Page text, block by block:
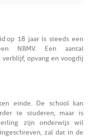
op 18 jaar is steeds een
NBMV. Een aantal
opvang en voogdij
einde. De school kan
te studeren, maar is
zijn onderwijs wil
zal dat in de